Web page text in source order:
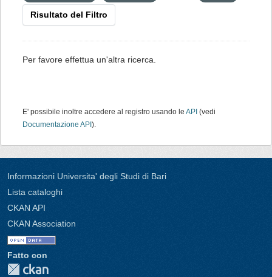
Risultato del Filtro
Per favore effettua un'altra ricerca.
E' possibile inoltre accedere al registro usando le API (vedi
Documentazione API ).
Informazioni Universita' degli Studi di Bari
Lista cataloghi
CKAN API
CKAN Association
Fatto con